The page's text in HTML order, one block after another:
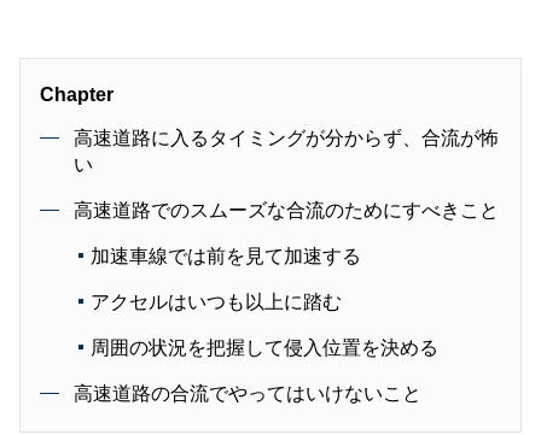
Chapter
高速道路に入るタイミングが分からず、合流が怖
い
高速道路でのスムーズな合流のためにすべきこと
加速車線では前を見て加速する
アクセルはいつも以上に踏む
周囲の状況を把握して侵入位置を決める
高速道路の合流でやってはいけないこと